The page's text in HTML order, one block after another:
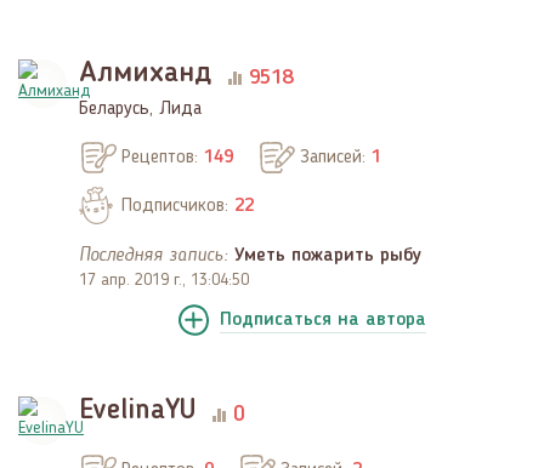
Алмиханд 9518
Беларусь, Лида
Рецептов: 149 Записей: 1
Подписчиков: 22
Последняя запись: Уметь пожарить рыбу
17 апр. 2019 г., 13:04:50
Подписаться на автора
EvelinaYU 0